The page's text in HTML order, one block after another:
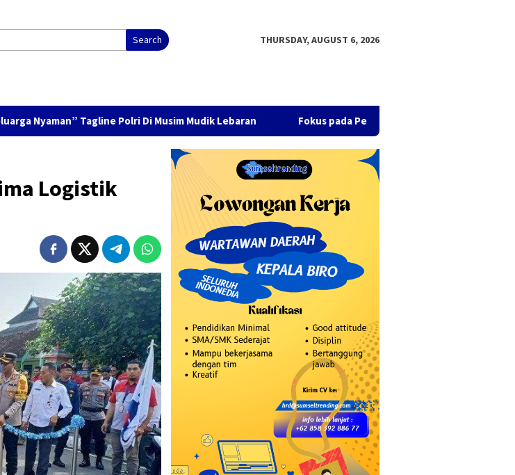
Search THURSDAY, AUGUST 6, 2026
Tagline Polri Di Musim Mudik Lebaran Fokus pada Pertumbuhan Ekonomi dan Pembangunan
Logistik